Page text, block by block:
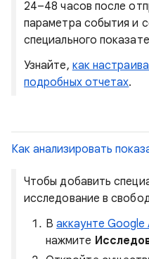
24–48 часов после
параметра события и
специального
Узнайте, как
подробных отчетах.
Как анализировать
Чтобы добавить
исследование в
Ваккаунте Google
нажмите